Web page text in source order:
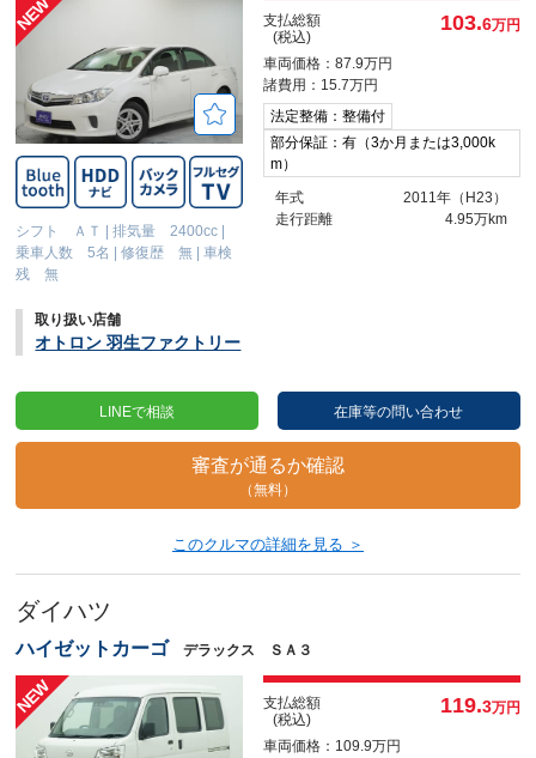
シフト ＡＴ |排気量 2400cc
乗車人数 5名
|修復歴 無 |車検
残 無
支払総額
(税込)
103.6万円
車両価格：87.9万円
諸費用：15.7万円
法定整備：整備付
部分保証：有（3か月または3,000k
m）
年式
2011年（H23）
走行距離
4.95万km
取り扱い店舗
オトロン 羽生ファクトリー
LINEで相談 在庫等の問い合わせ
審査が通るか確認
（無料）
このクルマの詳細を見る ＞
ダイハツ
ハイゼットカーゴ デラックス ＳＡ３
支払総額
(税込)
119.3万円
車両価格：109.9万円